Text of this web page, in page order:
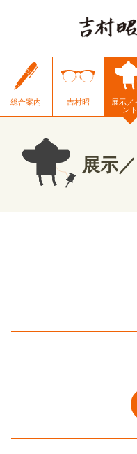
総合案内 吉村昭
展示／
ント
展示